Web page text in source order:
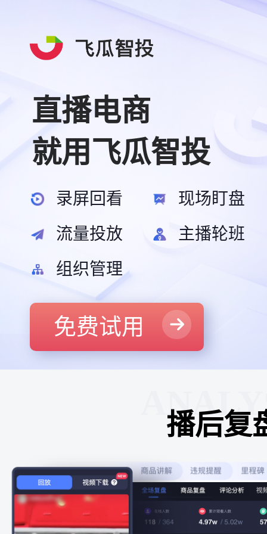
直播电商
就用飞瓜智投
录屏回看
现场盯盘
流量投放
主播轮班
组织管理
免费试用
播后复